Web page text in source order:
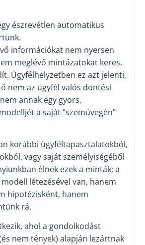
észrevétlen automatikus
információkat nem nyersen
meglévő mintázatokat keres,
Ügyfélhelyzetben ez azt jelenti,
nem az ügyfél valós döntési
annak egy gyors,
a saját “szemüvegén”
korábbi ügyféltapasztalatokból,
vagy saját személyiségéből
élnek ezek a minták; a
létezésével van, hanem
hipotézisként, hanem
rá.
ahol a gondolkodást
nem tények) alapján lezártnak